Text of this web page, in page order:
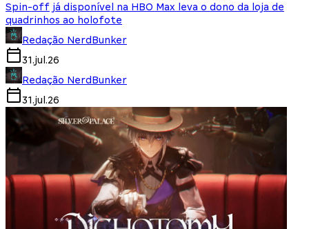
Spin-off já disponível na HBO Max leva o dono da loja de
quadrinhos ao holofote
Redação NerdBunker
31.jul.26
Redação NerdBunker
31.jul.26